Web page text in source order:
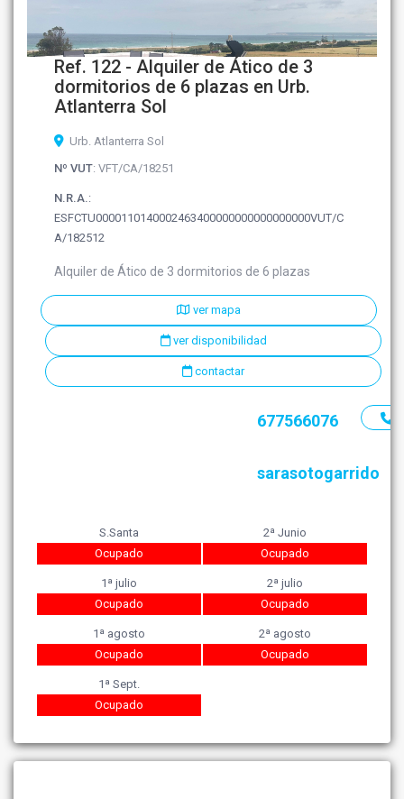
Ref. 122 - Alquiler de Ático de 3
dormitorios de 6 plazas en Urb.
Atlanterra Sol
Urb. Atlanterra Sol
Nº VUT: VFT/CA/18251
N.R.A.:
ESFCTU0000110140002463400000000000000000VUT/C
A/182512
Alquiler de Ático de 3 dormitorios de 6 plazas
ver mapa
ver disponibilidad
contactar
677566076
sarasotogarrido
S.Santa
Ocupado
2ª Junio
Ocupado
1ª julio
Ocupado
2ª julio
Ocupado
1ª agosto
Ocupado
2ª agosto
Ocupado
1ª Sept.
Ocupado